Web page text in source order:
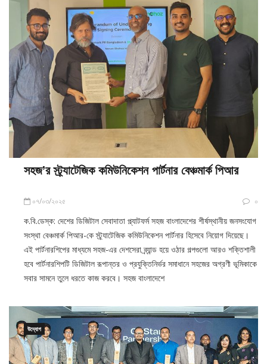
০৭/০৩/২০২৫ ০
ক.বি.ডেস্ক: দেশের ডিজিটাল সেবাদাতা প্ল্যাটফর্ম সহজ বাংলাদেশের শীর্ষস্থানীয় জনসংযোগ
সংস্থা বেঞ্চমার্ক পিআর-কে স্ট্র্যাটেজিক কমিউনিকেশন পার্টনার হিসেবে নিয়োগ দিয়েছে।
এই পার্টনারশিপের মাধ্যমে সহজ-এর দেশসেরা ব্র্যান্ড হয়ে ওঠার গল্পগুলো আরও শক্তিশালী
হবে পার্টনারশিপটি ডিজিটাল রূপান্তর ও প্রযুক্তিনির্ভর সমাধানে সহজের অগ্রণী ভূমিকাকে
উদ্যোগ